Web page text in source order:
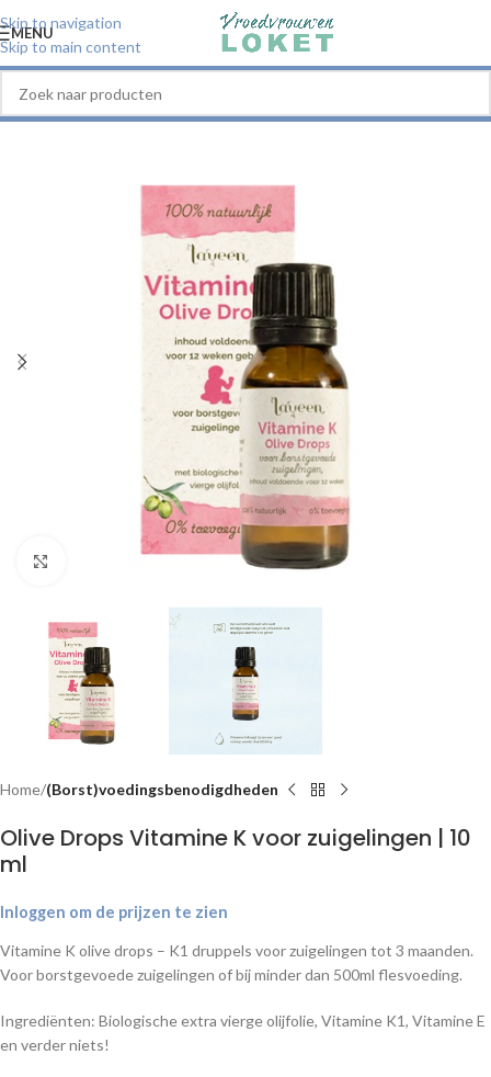
Skip to navigation
Skip to main content
MENU
Klik om te vergroten
Home (Borst)voedingsbenodigdheden
Olive Drops Vitamine K voor zuigelingen | 10
ml
Inloggen om de prijzen te zien
Vitamine K olive drops – K1 druppels voor zuigelingen tot 3 maanden.
Voor borstgevoede zuigelingen of bij minder dan 500ml flesvoeding.
Ingrediënten: Biologische extra vierge olijfolie, Vitamine K1, Vitamine E
en verder niets!